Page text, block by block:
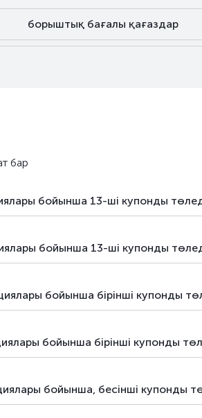
борыштық бағалы қағаздар
борыштық бағалы қағаздар
борыштық бағалы қағаздар
борыштық бағалы қағаздар
борыштық бағалы қағаздар
борыштық бағалы қағаздар
бар
бойынша 13-шi купонды
бойынша 13-шi купонды
бойынша бірiнші купонды
бойынша бірiнші купонды
бойынша, бесінші купонды